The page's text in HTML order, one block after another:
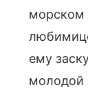
морском
ему
молодой